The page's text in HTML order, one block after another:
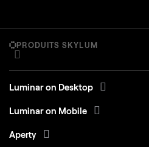
PRODUITS SKYLUM
Luminar on Desktop
Luminar on Mobile
Aperty